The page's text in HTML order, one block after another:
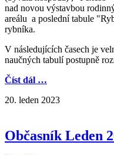
nad novou výstavbou
areálu a poslední tabule
rybníka.
V následujících časech je
naučných tabulí postupně
Číst dál …
20. leden 2023
Občasník Leden